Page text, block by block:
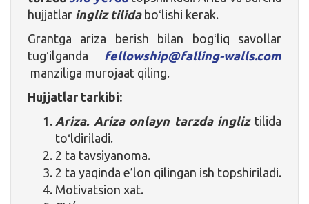
hujjatlar ingliz tilidaboʻlishi kerak.
Grantga ariza berish bilan bogʻliq savollar
tugʻilganda fellowship@falling-walls.com
manziliga murojaat qiling.
Hujjatlar tarkibi:
Ariza. Ariza onlayn tarzda ingliztilida
toʻldiriladi.
2 ta tavsiyanoma.
2 ta yaqinda e’lon qilingan ish topshiriladi.
Motivatsion xat.